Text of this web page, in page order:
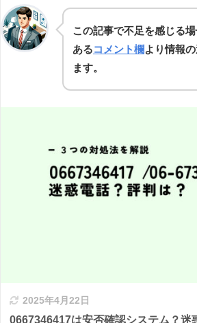
この記事で不足を感じる
あるコメント欄より情報
ます。
2025年4月22日
0667346417は安否確認システム？迷